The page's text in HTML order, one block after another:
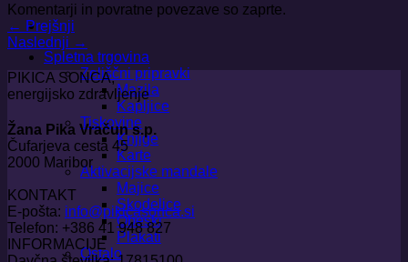
Spletna trgovina
Zeliščni pripravki
Mazila
Kapljice
Tiskovine
Knjige
Karte
Aktivacijske mandale
Majice
Skodelice
Obeski
Plakati
Ostalo
Komentarji in povratne povezave so zaprte.
← Prejšnji
Naslednji →
PIKICA SONCA,
energijsko zdravljenje
Žana Pika Vračun s.p.
Čufarjeva cesta 45
2000 Maribor
KONTAKT
E-pošta: info@pikicasonca.si
Telefon: +386 41 948 827
INFORMACIJE